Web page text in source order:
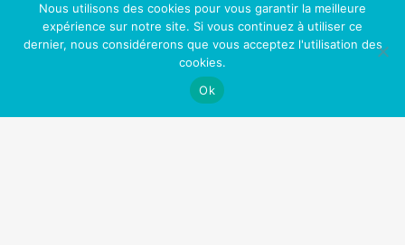
Une peau plus jeune
Un meilleur contrôle de votre vie
Plus d’opportunités professionnelles et sociales
Nous utilisons des cookies pour vous garantir la meilleure
expérience sur notre site. Si vous continuez à utiliser ce
dernier, nous considérerons que vous acceptez l'utilisation des
cookies.
Ok